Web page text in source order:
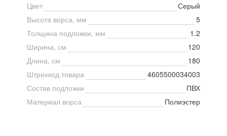
Цвет
Серый
Высота ворса, мм
5
Толщина подложки, мм
1.2
Ширина, см
120
Длина, см
180
Штрихкод товара
4605500034003
Состав подложки
ПВХ
Материал ворса
Полиэстер